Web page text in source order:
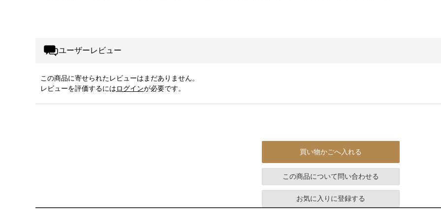
ユーザーレビュー
この商品に寄せられたレビューはまだありません。
レビューを評価するにはログインが必要です。
買い物かごへ入れる
この商品について問い合わせる
お気に入りに登録する